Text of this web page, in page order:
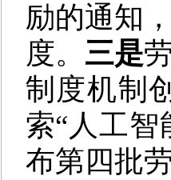
励的通知
度。 三是
制度机制
索“人工
布第四批